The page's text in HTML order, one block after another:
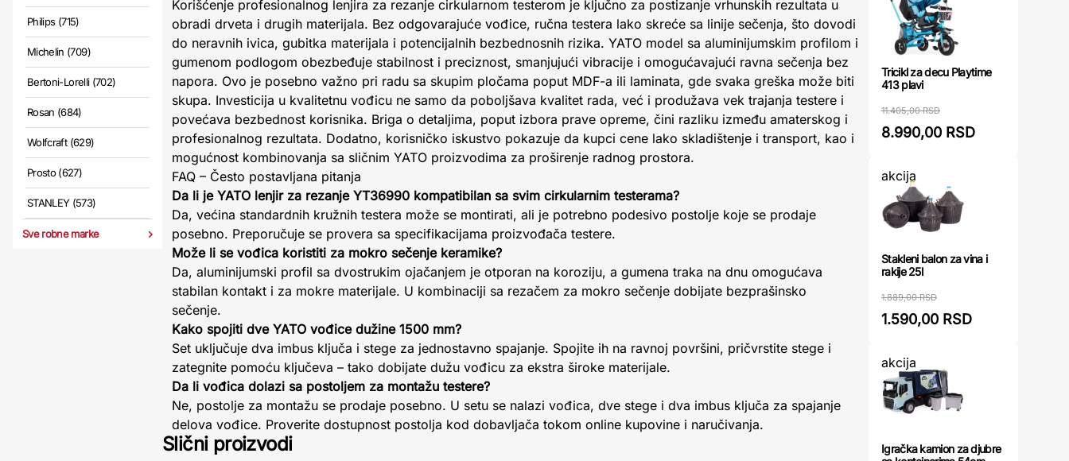
Philips (715)
Michelin (709)
Bertoni-Lorelli (702)
Rosan (684)
Wolfcraft (629)
Prosto (627)
STANLEY (573)
Sve robne marke
Korišćenje profesionalnog lenjira za rezanje cirkularnom testerom je ključno za postizanje vrhunskih rezultata u
obradi drveta i drugih materijala. Bez odgovarajuće vođice, ručna testera lako skreće sa linije sečenja, što dovodi
do neravnih ivica, gubitka materijala i potencijalnih bezbednosnih rizika. YATO model sa aluminijumskim profilom i
gumenom podlogom obezbeđuje stabilnost i preciznost, smanjujući vibracije i omogućavajući ravna sečenja bez
napora. Ovo je posebno važno pri radu sa skupim pločama poput MDF-a ili laminata, gde svaka greška može biti
skupa. Investicija u kvalitetnu vođicu ne samo da poboljšava kvalitet rada, već i produžava vek trajanja testere i
povećava bezbednost korisnika. Briga o detaljima, poput izbora prave opreme, čini razliku između amaterskog i
profesionalnog rezultata. Dodatno, korisničko iskustvo pokazuje da kupci cene lako skladištenje i transport, kao i
mogućnost kombinovanja sa sličnim YATO proizvodima za proširenje radnog prostora.
FAQ – Često postavljana pitanja
Da li je YATO lenjir za rezanje YT36990 kompatibilan sa svim cirkularnim testerama?
Da, većina standardnih kružnih testera može se montirati, ali je potrebno podesivo postolje koje se prodaje
posebno. Preporučuje se provera sa specifikacijama proizvođača testere.
Može li se vođica koristiti za mokro sečenje keramike?
Da, aluminijumski profil sa dvostrukim ojačanjem je otporan na koroziju, a gumena traka na dnu omogućava
stabilan kontakt i za mokre materijale. U kombinaciji sa rezačem za mokro sečenje dobijate bezprašinsko
sečenje.
Kako spojiti dve YATO vođice dužine 1500 mm?
Set uključuje dva imbus ključa i stege za jednostavno spajanje. Spojite ih na ravnoj površini, pričvrstite stege i
zategnite pomoću ključeva – tako dobijate dužu vođicu za ekstra široke materijale.
Da li vođica dolazi sa postoljem za montažu testere?
Ne, postolje za montažu se prodaje posebno. U setu se nalazi vođica, dve stege i dva imbus ključa za spajanje
delova vođice. Proverite dostupnost postolja kod dobavljača tokom online kupovine i naručivanja.
Slični proizvodi
Tricikl za decu Playtime
413 plavi
11.405,00 RSD
8.990,00 RSD
akcija
Stakleni balon za vina i
rakije 25l
1.889,00 RSD
1.590,00 RSD
akcija
Igračka kamion za djubre